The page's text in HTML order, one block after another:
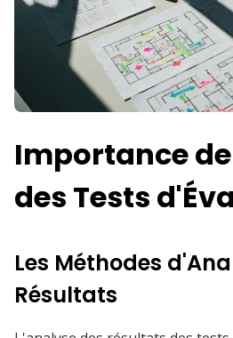
Importance
des Tests
Les Méthodes
Résultats